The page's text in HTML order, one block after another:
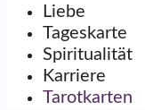
Liebe
Tageskarte
Spiritualität
Karriere
Tarotkarten